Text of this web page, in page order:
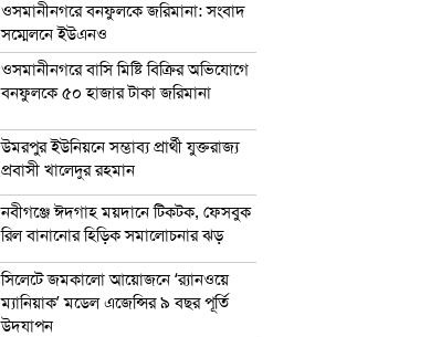
ওসমানীনগরে বনফুলকে জরিমানা: সংবাদ
সম্মেলনে ইউএনও
ওসমানীনগরে বাসি মিষ্টি বিক্রির অভিযোগে
বনফুলকে ৫০ হাজার টাকা জরিমানা
উমরপুর ইউনিয়নে সম্ভাব্য প্রার্থী যুক্তরাজ্য
প্রবাসী খালেদুর রহমান
নবীগঞ্জে ঈদগাহ ময়দানে টিকটক, ফেসবুক
রিল বানানোর হিড়িক সমালোচনার ঝড়
সিলেটে জমকালো আয়োজনে ‘র‍্যানওয়ে
ম্যানিয়াক’ মডেল এজেন্সির ৯ বছর পূর্তি
উদযাপন